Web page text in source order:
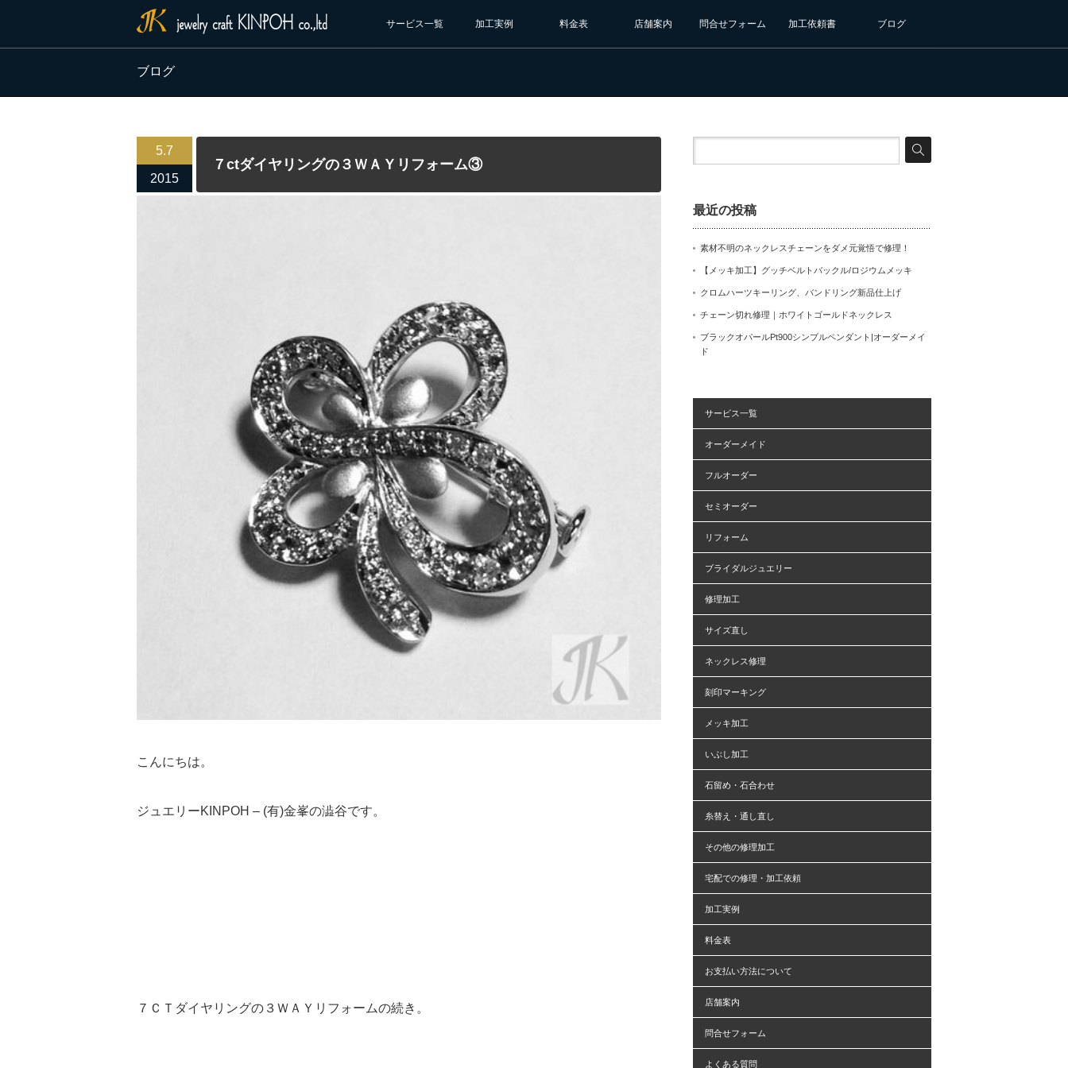
サービス一覧 加工実例 料金表 店舗案内 問合せフォーム 加工依頼書 ブログ
ブログ
5.7
2015
７ctダイヤリングの３ＷＡＹリフォーム③
こんにちは。
ジュエリーKINPOH – (有)金峯の澁谷です。
７ＣＴダイヤリングの３ＷＡＹリフォームの続き。
最近の投稿
素材不明のネックレスチェーンをダメ元覚悟で修理！
【メッキ加工】グッチベルトバックル/ロジウムメッキ
クロムハーツキーリング、バンドリング新品仕上げ
チェーン切れ修理｜ホワイトゴールドネックレス
ブラックオパールPt900シンプルペンダント|オーダーメイ
ド
サービス一覧
オーダーメイド
フルオーダー
セミオーダー
リフォーム
ブライダルジュエリー
修理加工
サイズ直し
ネックレス修理
刻印マーキング
メッキ加工
いぶし加工
石留め・石合わせ
糸替え・通し直し
その他の修理加工
宅配での修理・加工依頼
加工実例
料金表
お支払い方法について
店舗案内
問合せフォーム
よくある質問